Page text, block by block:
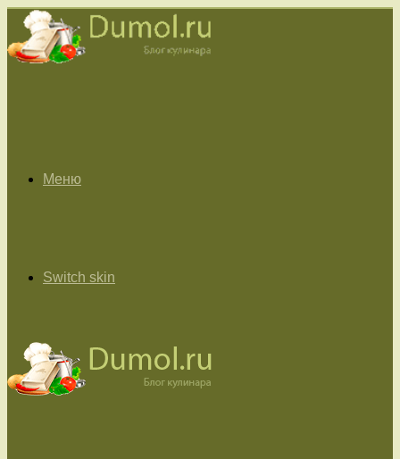
Меню
Switch skin